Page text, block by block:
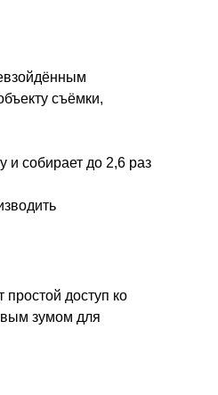
съёмки,
и собирает до 2,6 раз
доступ ко
зумом для